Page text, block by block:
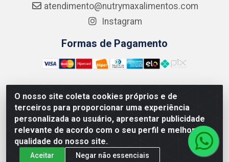
O nosso site coleta cookies próprios e de
terceiros para proporcionar uma experiência
personalizada ao usuário, apresentar publicidade
relevante de acordo com o seu perfil e melhorar a
qualidade do nosso site.
Aceitar Negar não essenciais
atendimento@nutrymaxalimentos.com
Instagram
Formas de Pagamento
NUTRY MAX COMÉRCIO DE PRODUTOS ALIMENTICIOS
LTDA - RUA DO FEIJÃO, 721 PENHA CIRCULAR/RJ -
CNPJ: 15.796.122/0001-03